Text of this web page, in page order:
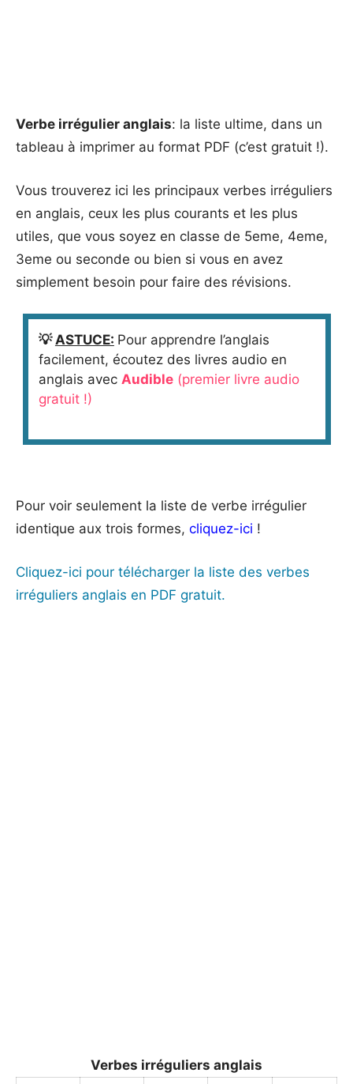
Verbe irrégulier anglais: la liste ultime, dans un
tableau à imprimer au format PDF (c’est gratuit !).
Vous trouverez ici les principaux verbes irréguliers
en anglais, ceux les plus courants et les plus
utiles, que vous soyez en classe de 5eme, 4eme,
3eme ou seconde ou bien si vous en avez
simplement besoin pour faire des révisions.
💡 ASTUCE: Pour apprendre l’anglais
facilement, écoutez des livres audio en
anglais avec Audible(premier livre audio
gratuit !)
Pour voir seulement la liste de verbe irrégulier
identique aux trois formes, cliquez-ici !
Cliquez-ici pour télécharger la liste des verbes
irréguliers anglais en PDF gratuit.
Verbes irréguliers anglais